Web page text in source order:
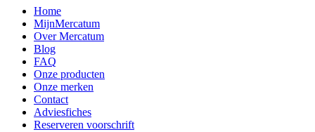
Home
MijnMercatum
Over Mercatum
Blog
FAQ
Onze producten
Onze merken
Contact
Adviesfiches
Reserveren voorschrift